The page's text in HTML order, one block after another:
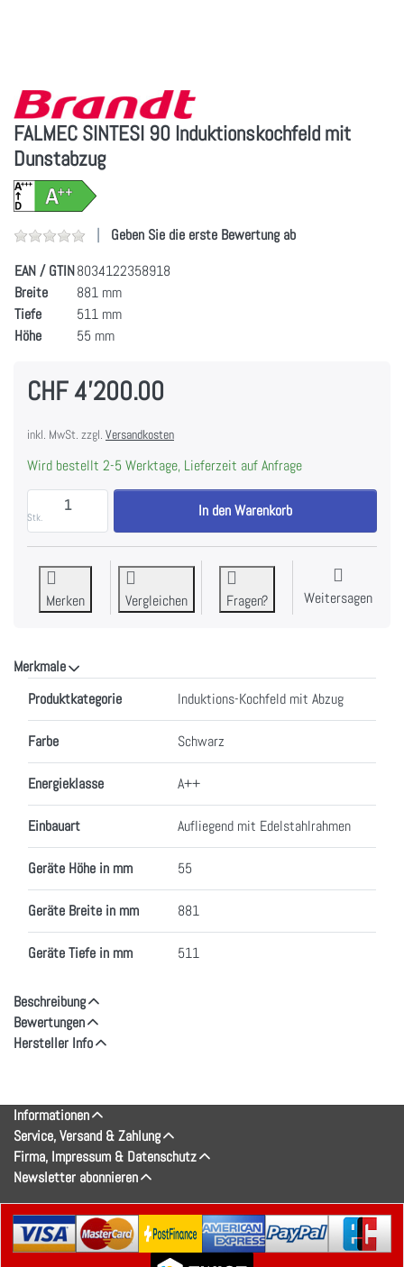
FALMEC SINTESI 90 Induktionskochfeld mit
Dunstabzug
Geben Sie die erste Bewertung ab
EAN / GTIN8034122358918
Breite
881 mm
Tiefe
511 mm
Höhe
55 mm
CHF 4'200.00
inkl. MwSt. zzgl. Versandkosten
Wird bestellt 2-5 Werktage, Lieferzeit auf Anfrage
Stk.
FALMEC SINTESI 90 Induktionskochfeld mit
In den Warenkorb
Merken Vergleichen Fragen? Weitersagen
Merkmale
Produktkategorie Induktions-Kochfeld mit Abzug
Farbe Schwarz
Energieklasse A++
Einbauart Aufliegend mit Edelstahlrahmen
Geräte Höhe in mm 55
Geräte Breite in mm 881
Geräte Tiefe in mm 511
Beschreibung
Bewertungen
Hersteller Info
Informationen
Service, Versand & Zahlung
Firma, Impressum & Datenschutz
Newsletter abonnieren